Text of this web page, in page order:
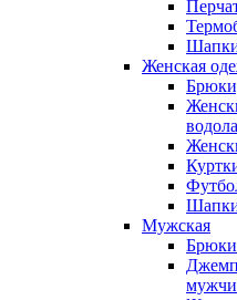
Женская
Мужская